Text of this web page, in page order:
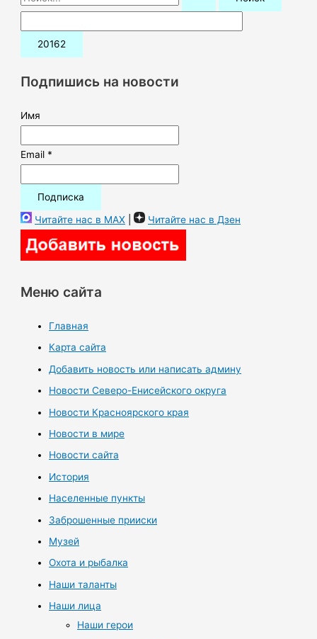
о
и
:Подпишись на новости
Имя
Email *
Читайте нас в MAX | Читайте нас в Дзен
Меню сайта
Главная
Карта сайта
Добавить новость или написать админу
Новости Северо-Енисейского округа
Новости Красноярского края
Новости в мире
Новости сайта
История
Населенные пункты
Заброшенные прииски
Музей
Охота и рыбалка
Наши таланты
Наши лица
Наши герои